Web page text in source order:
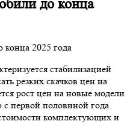
до конца
стабилизацией
резких скачков цен на
рост цен на новые модели
первой половиной года.
комплектующих и